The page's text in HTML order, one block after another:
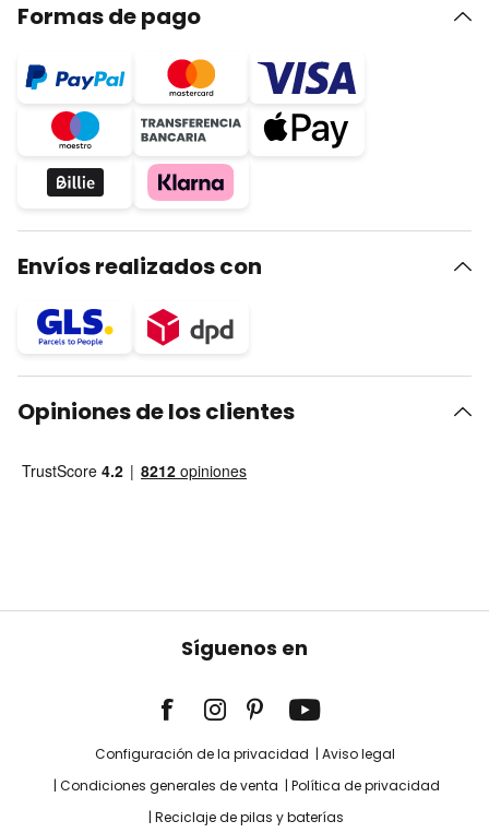
Formas de pago
Envíos realizados con
Opiniones de los clientes
Síguenos en
Configuración de la privacidad
Aviso legal
Condiciones generales de venta
Política de privacidad
Reciclaje de pilas y baterías